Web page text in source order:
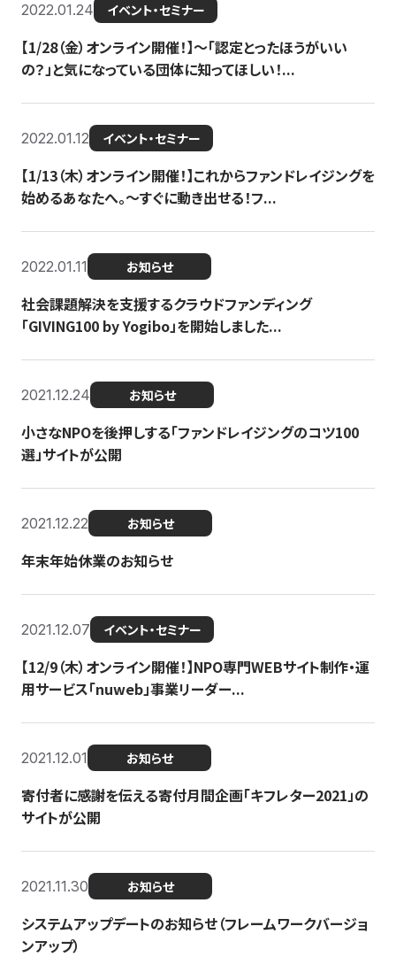
2022.01.24 イベント・セミナー
【1/28（金）オンライン開催！】〜「認定とったほうがいい
の？」と気になっている団体に知ってほしい！...
2022.01.12 イベント・セミナー
【1/13（木）オンライン開催！】これからファンドレイジングを
始めるあなたへ。〜すぐに動き出せる！フ...
2022.01.11 お知らせ
社会課題解決を支援するクラウドファンディング
「GIVING100 by Yogibo」を開始しました...
2021.12.24 お知らせ
小さなNPOを後押しする「ファンドレイジングのコツ100
選」サイトが公開
2021.12.22 お知らせ
年末年始休業のお知らせ
2021.12.07 イベント・セミナー
【12/9（木）オンライン開催！】NPO専門WEBサイト制作・運
用サービス「nuweb」事業リーダー...
2021.12.01 お知らせ
寄付者に感謝を伝える寄付月間企画「キフレター2021」の
サイトが公開
2021.11.30 お知らせ
システムアップデートのお知らせ（フレームワークバージョ
ンアップ）